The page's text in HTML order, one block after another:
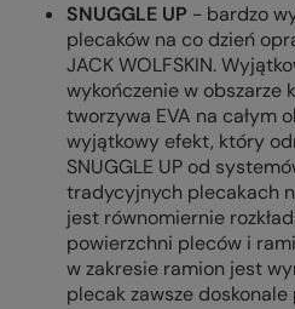
SNUGGLE UP - bardzo
plecaków na co dzień
JACK WOLFSKIN.
wykończenie w obszarze
tworzywa EVA na całym
wyjątkowy efekt, który
SNUGGLE UP od
tradycyjnych plecakach
jest równomiernie
powierzchni pleców i
w zakresie ramion jest
plecak zawsze